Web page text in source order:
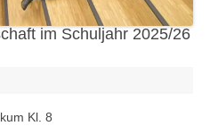
im Schuljahr 2025/26
Kl. 8